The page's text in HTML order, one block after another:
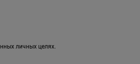
личных целях.